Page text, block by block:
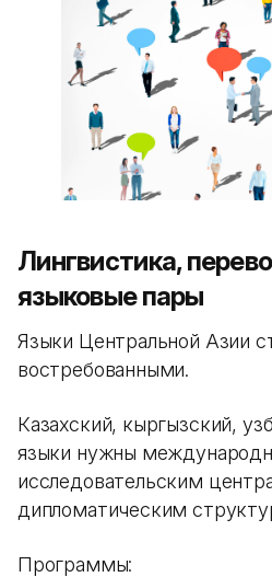
Лингвистика,
языковые пары
Языки Центральной Азии
востребованными.
Казахский, кыргызский,
языки нужны
исследовательским
дипломатическим
Программы: